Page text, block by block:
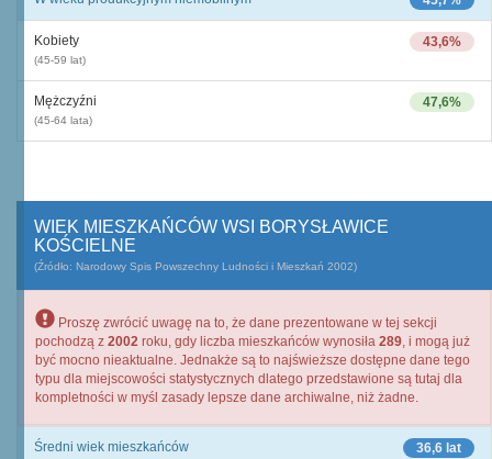
43,6%
Kobiety
(45-59 lat)
47,6%
Mężczyźni
(45-64 lata)
WIEK MIESZKAŃCÓW WSI BORYSŁAWICE
KOŚCIELNE
(Źródło: Narodowy Spis Powszechny Ludności i Mieszkań 2002)
Proszę zwrócić uwagę na to, że dane prezentowane w tej sekcji
pochodzą z 2002 roku, gdy liczba mieszkańców wynosiła 289, i mogą już
być mocno nieaktualne. Jednakże są to najświeższe dostępne dane tego
typu dla miejscowości statystycznych dlatego przedstawione są tutaj dla
kompletności w myśl zasady lepsze dane archiwalne, niż żadne.
36,6 lat
Średni wiek mieszkańców